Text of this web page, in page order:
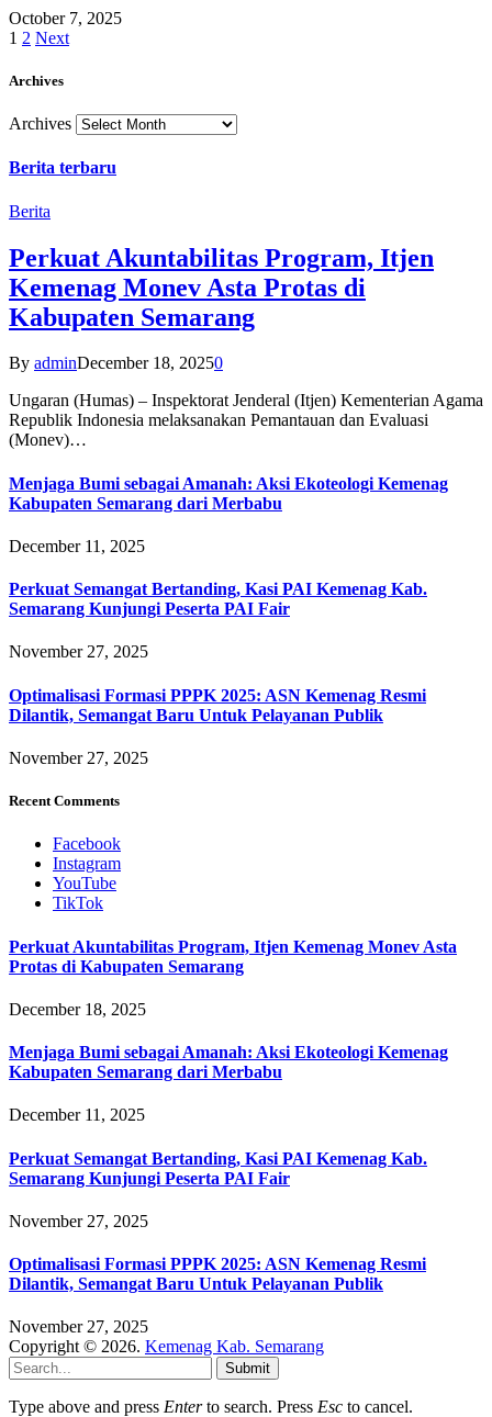
October 7, 2025
1 2 Next
Archives
Archives
Berita terbaru
Berita
Perkuat Akuntabilitas Program, Itjen
Kemenag Monev Asta Protas di
Kabupaten Semarang
By adminDecember 18, 20250
Ungaran (Humas) – Inspektorat Jenderal (Itjen) Kementerian Agama
Republik Indonesia melaksanakan Pemantauan dan Evaluasi
(Monev)…
Menjaga Bumi sebagai Amanah: Aksi Ekoteologi Kemenag
Kabupaten Semarang dari Merbabu
December 11, 2025
Perkuat Semangat Bertanding, Kasi PAI Kemenag Kab.
Semarang Kunjungi Peserta PAI Fair
November 27, 2025
Optimalisasi Formasi PPPK 2025: ASN Kemenag Resmi
Dilantik, Semangat Baru Untuk Pelayanan Publik
November 27, 2025
Recent Comments
Facebook
Instagram
YouTube
TikTok
Perkuat Akuntabilitas Program, Itjen Kemenag Monev Asta
Protas di Kabupaten Semarang
December 18, 2025
Menjaga Bumi sebagai Amanah: Aksi Ekoteologi Kemenag
Kabupaten Semarang dari Merbabu
December 11, 2025
Perkuat Semangat Bertanding, Kasi PAI Kemenag Kab.
Semarang Kunjungi Peserta PAI Fair
November 27, 2025
Optimalisasi Formasi PPPK 2025: ASN Kemenag Resmi
Dilantik, Semangat Baru Untuk Pelayanan Publik
November 27, 2025
Copyright © 2026. Kemenag Kab. Semarang
Submit
Type above and press Enterto search. Press Esc to cancel.